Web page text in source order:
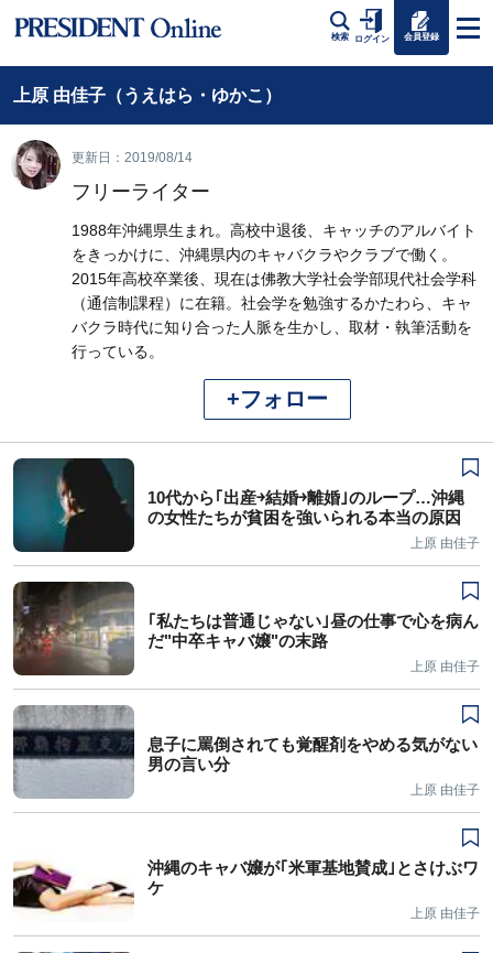
検索 ログイン 会員登録
上原 由佳子（うえはら・ゆかこ）
更新日：2019/08/14
フリーライター
1988年沖縄県生まれ。高校中退後、キャッチのアルバイト
をきっかけに、沖縄県内のキャバクラやクラブで働く。
2015年高校卒業後、現在は佛教大学社会学部現代社会学科
（通信制課程）に在籍。社会学を勉強するかたわら、キャ
バクラ時代に知り合った人脈を生かし、取材・執筆活動を
行っている。
+フォロー
10代から｢出産￫結婚￫離婚｣のループ…沖縄
の女性たちが貧困を強いられる本当の原因
上原 由佳子
｢私たちは普通じゃない｣昼の仕事で心を病ん
だ"中卒キャバ嬢"の末路
上原 由佳子
息子に罵倒されても覚醒剤をやめる気がない
男の言い分
上原 由佳子
沖縄のキャバ嬢が｢米軍基地賛成｣とさけぶワ
ケ
上原 由佳子